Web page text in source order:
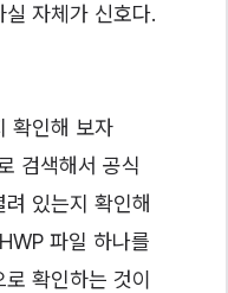
자체가 신호다.
확인해 보자
검색해서 공식
있는지 확인해
파일 하나를
확인하는 것이